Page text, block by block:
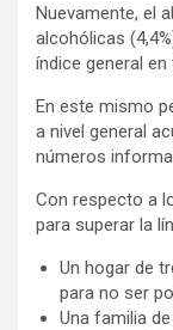
Nuevamente, el
alcohólicas
índice general
En este mismo
a nivel general
números
Con respecto a
para superar la
Un hogar de
para no ser
Una familia